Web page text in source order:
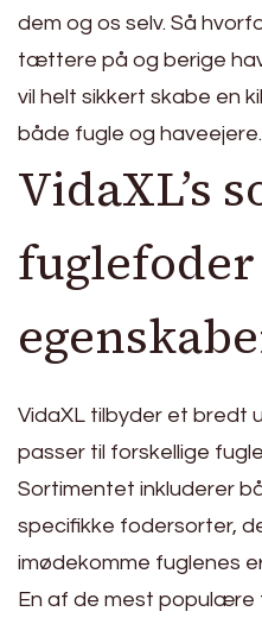
dem og os selv. Så
tættere på og berige
vil helt sikkert skabe en
både fugle og haveejere.
VidaXL’s
fuglefoder
VidaXL tilbyder et bredt
passer til forskellige
Sortimentet inkluderer
specifikke fodersorter,
imødekomme fuglenes
En af de mest populære